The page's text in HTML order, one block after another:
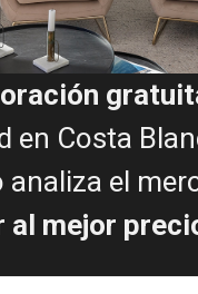
calles,
de
en Costa
el
al mejor